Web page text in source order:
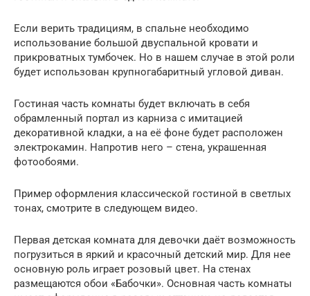
Если верить традициям, в спальне необходимо
использование большой двуспальной кровати и
прикроватных тумбочек. Но в нашем случае в этой роли
будет использован крупногабаритный угловой диван.
Гостиная часть комнаты будет включать в себя
обрамленный портал из карниза с имитацией
декоративной кладки, а на её фоне будет расположен
электрокамин. Напротив него – стена, украшенная
фотообоями.
Пример оформления классической гостиной в светлых
тонах, смотрите в следующем видео.
Первая детская комната для девочки даёт возможность
погрузиться в яркий и красочный детский мир. Для нее
основную роль играет розовый цвет. На стенах
размещаются обои «Бабочки». Основная часть комнаты